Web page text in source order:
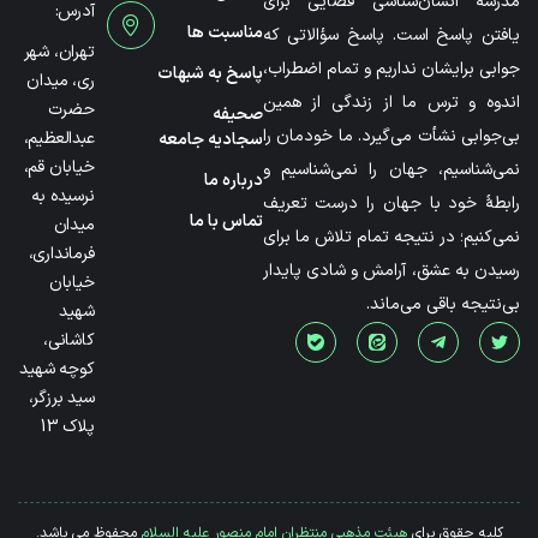
یافتن پاسخ است. پاسخ سؤالاتی که
جوابی برایشان نداریم و تمام اضطراب،
اندوه و ترس ما از زندگی از همین
بی‌جوابی نشأت می‌گیرد. ما خودمان را
نمی‌شناسیم، جهان را نمی‌شناسیم و
رابطۀ خود با جهان را درست تعریف
نمی‌کنیم؛ در نتیجه تمام تلاش ما برای
رسیدن به عشق، آرامش و شادی پایدار
بی‌نتیجه باقی می‌ماند.
مناسبت ها
پاسخ به شبهات
صحیفه
سجادیه جامعه
درباره ما
تماس با ما
آدرس:
تهران، شهر
ری، میدان
حضرت
عبدالعظیم،
خیابان قم،
نرسیده به
میدان
فرمانداری،
خیابان
شهید
کاشانی،
کوچه شهید
سید برزگر،
پلاک 13
کلیه حقوق برایهیئت مذهبی منتظران امام منصور علیه السلاممحفوظ می باشد.